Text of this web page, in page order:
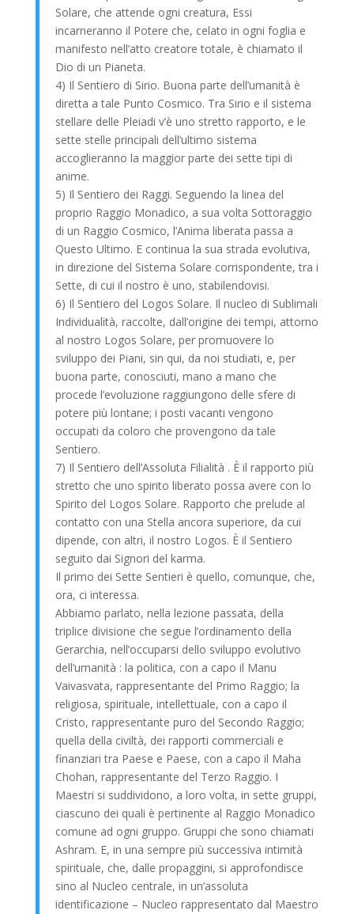
Solare, che attende ogni creatura, Essi
incarneranno il Potere che, celato in ogni foglia e
manifesto nell’atto creatore totale, è chiamato il
Dio di un Pianeta.
4) Il Sentiero di Sirio. Buona parte dell’umanità è
diretta a tale Punto Cosmico. Tra Sirio e il sistema
stellare delle Pleiadi v’è uno stretto rapporto, e le
sette stelle principali dell’ultimo sistema
accoglieranno la maggior parte dei sette tipi di
anime.
5) Il Sentiero dei Raggi. Seguendo la linea del
proprio Raggio Monadico, a sua volta Sottoraggio
di un Raggio Cosmico, l’Anima liberata passa a
Questo Ultimo. E continua la sua strada evolutiva,
in direzione del Sistema Solare corrispondente, tra i
Sette, di cui il nostro è uno, stabilendovisi.
6) Il Sentiero del Logos Solare. Il nucleo di Sublimali
Individualità, raccolte, dall’origine dei tempi, attorno
al nostro Logos Solare, per promuovere lo
sviluppo dei Piani, sin qui, da noi studiati, e, per
buona parte, conosciuti, mano a mano che
procede l’evoluzione raggiungono delle sfere di
potere più lontane; i posti vacanti vengono
occupati da coloro che provengono da tale
Sentiero.
7) Il Sentiero dell’Assoluta Filialità . È il rapporto più
stretto che uno spirito liberato possa avere con lo
Spirito del Logos Solare. Rapporto che prelude al
contatto con una Stella ancora superiore, da cui
dipende, con altri, il nostro Logos. È il Sentiero
seguito dai Signori del karma.
Il primo dei Sette Sentieri è quello, comunque, che,
ora, ci interessa.
Abbiamo parlato, nella lezione passata, della
triplice divisione che segue l’ordinamento della
Gerarchia, nell’occuparsi dello sviluppo evolutivo
dell’umanità : la politica, con a capo il Manu
Vaivasvata, rappresentante del Primo Raggio; la
religiosa, spirituale, intellettuale, con a capo il
Cristo, rappresentante puro del Secondo Raggio;
quella della civiltà, dei rapporti commerciali e
finanziari tra Paese e Paese, con a capo il Maha
Chohan, rappresentante del Terzo Raggio. I
Maestri si suddividono, a loro volta, in sette gruppi,
ciascuno dei quali è pertinente al Raggio Monadico
comune ad ogni gruppo. Gruppi che sono chiamati
Ashram. E, in una sempre più successiva intimità
spirituale, che, dalle propaggini, si approfondisce
sino al Nucleo centrale, in un’assoluta
identificazione – Nucleo rappresentato dal Maestro